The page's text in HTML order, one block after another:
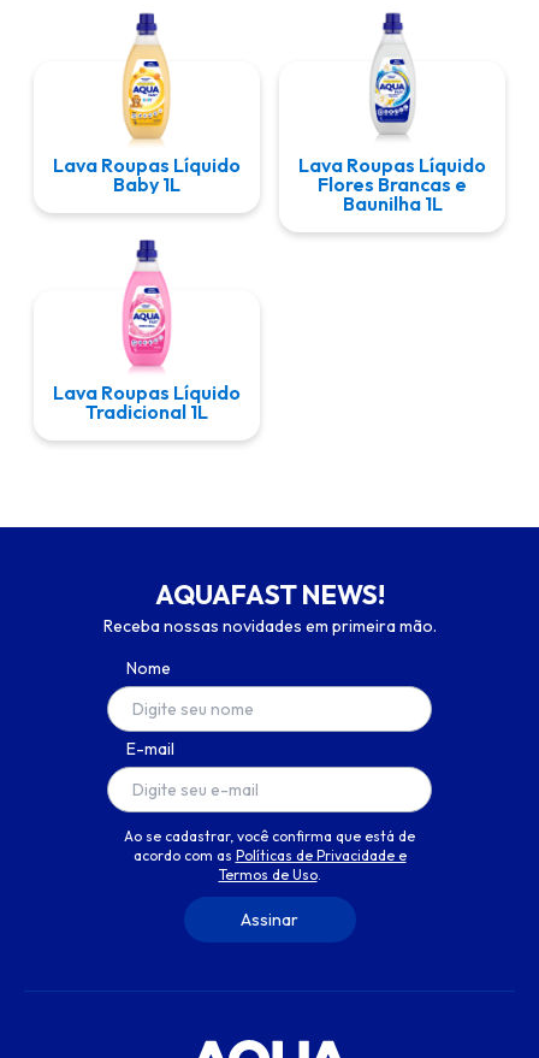
Lava Roupas Líquido
Baby 1L
Lava Roupas Líquido
Flores Brancas e
Baunilha 1L
Lava Roupas Líquido
Tradicional 1L
AQUAFAST NEWS!
Receba nossas novidades em primeira mão.
Nome
E-mail
Ao se cadastrar, você confirma que está de
acordo com as Políticas de Privacidade e
Termos de Uso.